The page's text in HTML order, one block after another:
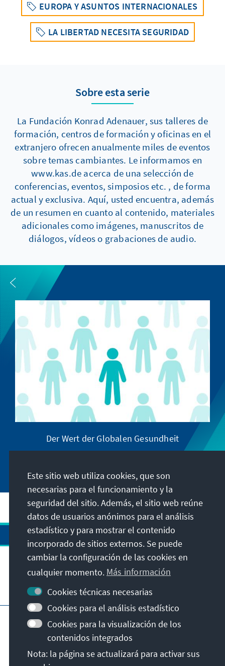
EUROPA Y ASUNTOS INTERNACIONALES
LA LIBERTAD NECESITA SEGURIDAD
Sobre esta serie
La Fundación Konrad Adenauer, sus talleres de
formación, centros de formación y oficinas en el
extranjero ofrecen anualmente miles de eventos
sobre temas cambiantes. Le informamos en
www.kas.de acerca de una selección de
conferencias, eventos, simposios etc. , de forma
actual y exclusiva. Aquí, usted encuentra, además
de un resumen en cuanto al contenido, materiales
adicionales como imágenes, manuscritos de
diálogos, vídeos o grabaciones de audio.
Der Wert der Globalen Gesundheit
Visita también
Pie de imprenta
Condiciones de uso
Declaración sobre accesibilidad
Notificar barrera
Istanbul Security Conference
Este sitio web utiliza cookies, que son
necesarias para el funcionamiento y la
seguridad del sitio. Además, el sitio web reúne
datos de usuarios anónimos para el análisis
estadístico y para mostrar el contenido
incorporado de sitios externos. Se puede
cambiar la configuración de las cookies en
cualquier momento. Más información
Cookies técnicas necesarias
Cookies para el análisis estadístico
Cookies para la visualización de los
contenidos integrados
Nota: la página se actualizará para activar sus